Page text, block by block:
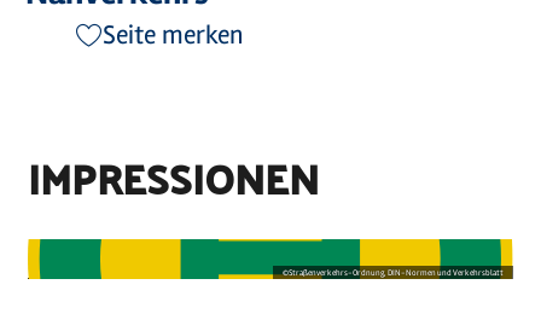
Seite merken
IMPRESSIONEN
©Straßenverkehrs-Ordnung, DIN-Normen und Verkehrsblatt